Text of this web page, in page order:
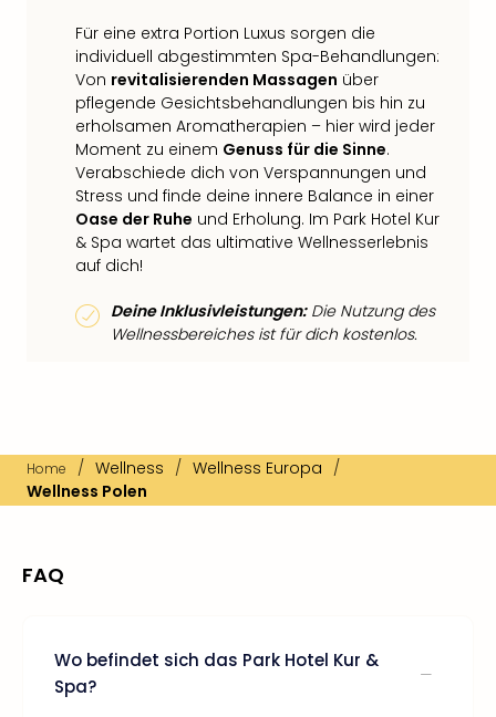
Für eine extra Portion Luxus sorgen die
individuell abgestimmten Spa-Behandlungen:
Von revitalisierenden Massagen über
pflegende Gesichtsbehandlungen bis hin zu
erholsamen Aromatherapien – hier wird jeder
Moment zu einem Genuss für die Sinne.
Verabschiede dich von Verspannungen und
Stress und finde deine innere Balance in einer
Oase der Ruhe und Erholung. Im Park Hotel Kur
& Spa wartet das ultimative Wellnesserlebnis
auf dich!
Deine Inklusivleistungen:Die Nutzung des
Wellnessbereiches ist für dich kostenlos.
Home / Wellness / Wellness Europa /
Wellness Polen
FAQ
Wo befindet sich das Park Hotel Kur &
Spa?